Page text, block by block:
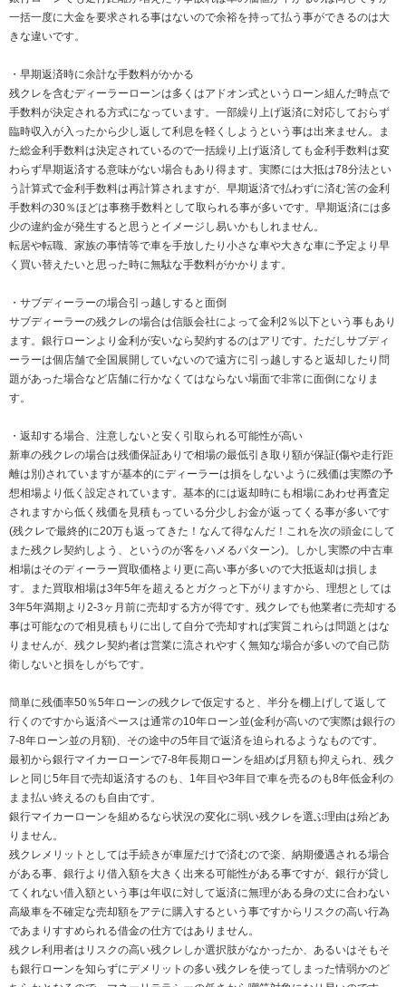
一括一度に大金を要求される事はないので余裕を持って払う事ができるのは大
きな違いです。
・早期返済時に余計な手数料がかかる
残クレを含むディーラーローンは多くはアドオン式というローン組んだ時点で
手数料が決定される方式になっています。一部繰り上げ返済に対応しておらず
臨時収入が入ったから少し返して利息を軽くしようという事は出来ません。ま
た総金利手数料は決定されているので一括繰り上げ返済しても金利手数料は変
わらず早期返済する意味がない場合もあり得ます。実際には大抵は78分法とい
う計算式で金利手数料は再計算されますが、早期返済で払わずに済む筈の金利
手数料の30％ほどは事務手数料として取られる事が多いです。早期返済には多
少の違約金が発生すると思うとイメージし易いかもしれません。
転居や転職、家族の事情等で車を手放したり小さな車や大きな車に予定より早
く買い替えたいと思った時に無駄な手数料がかかります。
・サブディーラーの場合引っ越しすると面倒
サブディーラーの残クレの場合は信販会社によって金利2％以下という事もあり
ます。銀行ローンより金利が安いなら契約するのはアリです。ただしサブディ
ーラーは個店舗で全国展開していないので遠方に引っ越しすると返却したり問
題があった場合など店舗に行かなくてはならない場面で非常に面倒になりま
す。
・返却する場合、注意しないと安く引取られる可能性が高い
新車の残クレの場合は残価保証ありで相場の最低引き取り額が保証(傷や走行距
離は別)されていますが基本的にディーラーは損をしないように残価は実際の予
想相場より低く設定されています。基本的には返却時にも相場にあわせ再査定
されますから低く残価を見積もっている分少しお金が返ってくる事が多いです
(残クレで最終的に20万も返ってきた！なんて得なんだ！これを次の頭金にして
また残クレ契約しよう、というのが客をハメるパターン)。しかし実際の中古車
相場はそのディーラー買取価格より更に高い事が多いので大抵返却は損しま
す。また買取相場は3年5年を超えるとガクっと下がりますから、理想としては
3年5年満期より2-3ヶ月前に売却する方が得です。残クレでも他業者に売却する
事は可能なので相見積もりに出して自分で売却すれば実質これらは問題とはな
りませんが、残クレ契約者は営業に流されやすく無知な場合が多いので自己防
衛しないと損をしがちです。
簡単に残価率50％5年ローンの残クレで仮定すると、半分を棚上げして返して
行くのですから返済ペースは通常の10年ローン並(金利が高いので実際は銀行の
7-8年ローン並の月額)、その途中の5年目で返済を迫られるようなものです。
最初から銀行マイカーローンで7‐8年長期ローンを組めば月額も抑えられ、残ク
レと同じ5年目で売却返済するのも、1年目や3年目で車を売るのも8年低金利の
まま払い終えるのも自由です。
銀行マイカーローンを組めるなら状況の変化に弱い残クレを選ぶ理由は殆どあ
りません。
残クレメリットとしては手続きが車屋だけで済むので楽、納期優遇される場合
がある事、銀行より借入額を大きく出来る可能性がある事ですが、銀行が貸し
てくれない借入額という事は年収に対して返済に無理がある身の丈に合わない
高級車を不確定な売却額をアテに購入するという事ですからリスクの高い行為
であまりすすめられる借金の仕方ではありません。
残クレ利用者はリスクの高い残クレしか選択肢がなかったか、あるいはそもそ
も銀行ローンを知らずにデメリットの多い残クレを使ってしまった情弱かのど